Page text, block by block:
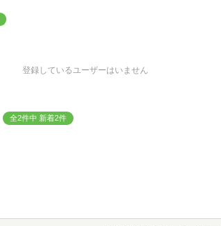
登録しているユーザーはいません
全2件中 新着2件